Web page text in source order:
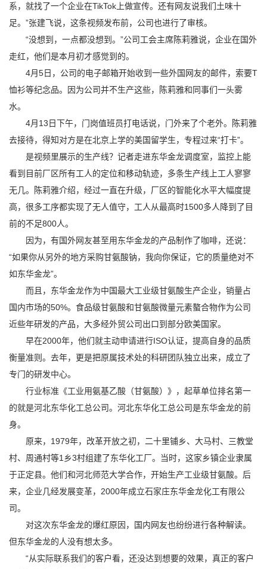
系，就找了一个企业在TikTok上做宣传。还有网友说我们土味十
足。”张建飞说，这条视频发布前，公司也进行了审核。
“没想到，一点都没想到。”公司工会主席陈莉雅说，企业在国外
走红，他们是本月初才感觉到的。
4月5日，公司的电子邮箱开始收到一些外国网友的邮件，索要T
恤衫等纪念品。因为公司并不生产这些，陈莉雅和同事们一头雾
水。
4月13日下午，门岗值班员打电话说，门外来了个老外。陈莉雅
去接待，得知对方是在北京上学的美国留学生，专程过来“打卡”。
是视频里展示的生产线？记者走进东华金龙调度室，监控上能
看到目前厂区所有工人的定位和移动轨迹，多条生产线上工人寥寥
无几。陈莉雅介绍，经过一直在升级，厂区的智能化水平大幅度提
高，很多工序都实现了无人值守，工人从最高时1500多人降到了目
前的不足800人。
因为，有国外网友甚至用东华金龙的产品制作了咖啡，还说：
“如果你从另外的地方采购甘氨酸钠，我向你保证，它的质量绝对不
如东华金龙”。
而且，东华金龙作为中国最大工业级甘氨酸生产企业，销量占
国内市场的50%。食品级甘氨酸和甘氨酸微量元素螯合物作为公司
近些年研发的产品，大多经外贸公司出口到部分欧美国家。
早在2000年，他们就主动申请进行ISO认证，提高自身的品质
衡量准则。去年，更是把原属技术处的科研团队独立出来，成立了
专门的研发中心。
行业标准《工业用氨基乙酸（甘氨酸）》，起草单位排名第一
的就是河北东华化工总公司。河北东华化工总公司是东华金龙的前
身。
原来，1979年，改革开放之初，二十里铺乡、大马村、三教堂
村、周通村等1乡3村组建了东华化工厂。当时，这家乡镇企业隶属
于正定县。他们和河北师范大学合作，开始生产工业级甘氨酸。后
来，企业几经发展变革，2000年成立石家庄东华金龙化工有限公
司。
对这次东华金龙的爆红原因，国内网友也纷纷进行各种解读。
但东华金龙的人没有想太多。
“从实际联系我们的客户看，还没达到想要的效果，真正的客户